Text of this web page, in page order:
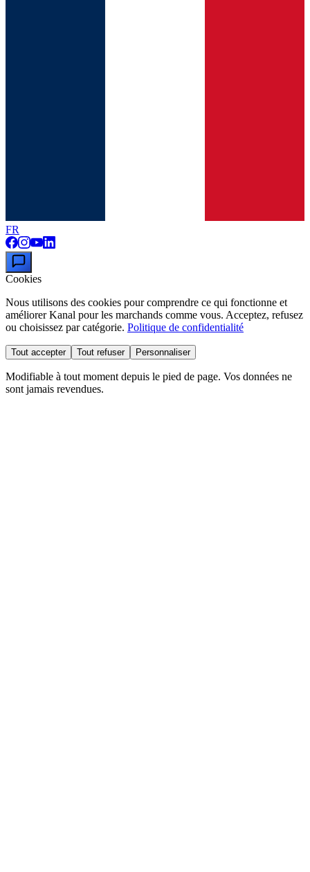
FR
Cookies
Nous utilisons des cookies pour comprendre ce qui fonctionne et
améliorer Kanal pour les marchands comme vous. Acceptez, refusez
ou choisissez par catégorie. Politique de confidentialité
Tout accepter Tout refuser Personnaliser
Modifiable à tout moment depuis le pied de page. Vos données ne
sont jamais revendues.